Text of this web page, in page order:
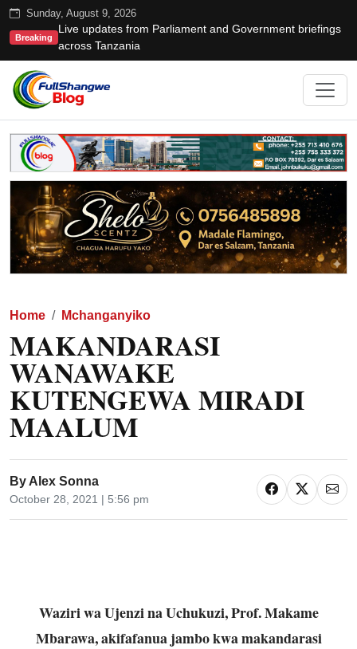
Sunday, August 9, 2026
Breaking
Live updates from Parliament and Government briefings
across Tanzania
Home Mchanganyiko
MAKANDARASI
WANAWAKE
KUTENGEWA MIRADI
MAALUM
By Alex Sonna
October 28, 2021 | 5:56 pm
Waziri wa Ujenzi na Uchukuzi, Prof. Makame
Mbarawa, akifafanua jambo kwa makandarasi